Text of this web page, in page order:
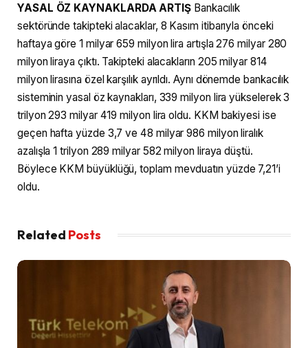
YASAL ÖZ KAYNAKLARDA ARTIŞ Bankacılık
sektöründe takipteki alacaklar, 8 Kasım itibarıyla önceki
haftaya göre 1 milyar 659 milyon lira artışla 276 milyar 280
milyon liraya çıktı. Takipteki alacakların 205 milyar 814
milyon lirasına özel karşılık ayrıldı. Aynı dönemde bankacılık
sisteminin yasal öz kaynakları, 339 milyon lira yükselerek 3
trilyon 293 milyar 419 milyon lira oldu. KKM bakiyesi ise
geçen hafta yüzde 3,7 ve 48 milyar 986 milyon liralık
azalışla 1 trilyon 289 milyar 582 milyon liraya düştü.
Böylece KKM büyüklüğü, toplam mevduatın yüzde 7,21’i
oldu.
Related Posts